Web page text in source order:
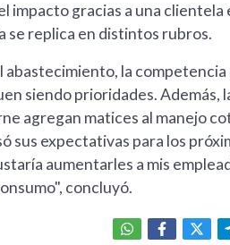
impacto gracias a una clientela
se replica en distintos rubros.
la competencia
siendo prioridades. Además,
agregan matices al manejo
sus expectativas para los
aumentarles a mis
concluyó.